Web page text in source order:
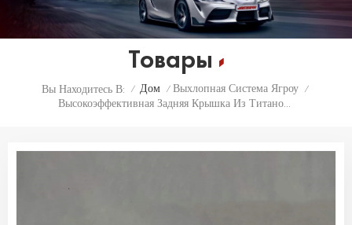
Товары
Вы Находитесь В: / Дом / Выхлопная Система Ягроу /